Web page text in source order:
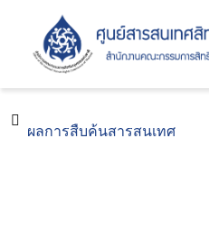
ผลการสืบค้นสารสนเทศ